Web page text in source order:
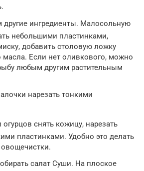
другие ингредиенты. Малосольную
небольшими пластинками,
добавить столовую ложку
масла. Если нет оливкового, можно
любым другим растительным
нарезать тонкими
снять кожицу, нарезать
пластинками. Удобно это делать
салат Суши. На плоское